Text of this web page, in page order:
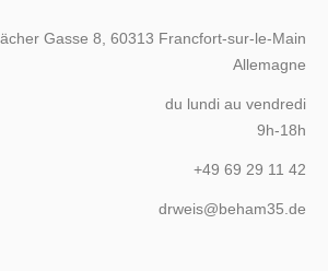
Gasse 8, 60313 Francfort-sur-le-Main
Allemagne
du lundi au vendredi
9h-18h
+49 69 29 11 42
drweis@beham35.de